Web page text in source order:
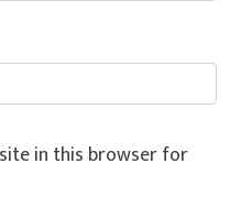
in this browser for